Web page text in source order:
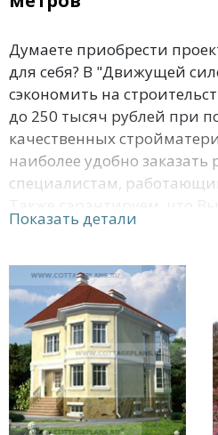
Думаете приобрести
для себя? В "Движущей
сэкономить на
до 250 тысяч рублей при
качественных
наиболее удобно заказать
специалистам,
удобный для
отправить по почте
домов с фасадом до 13
Вы заплатите за
Правильность проектной
проверена с применением
Показать детали